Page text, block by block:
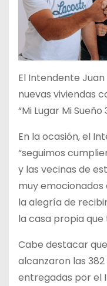
El Intendente
nuevas viviendas
“Mi Lugar Mi
En la ocasión, el
“seguimos
y las vecinas de
muy
la alegría de
la casa propia
Cabe destacar
alcanzaron las
entregadas por el